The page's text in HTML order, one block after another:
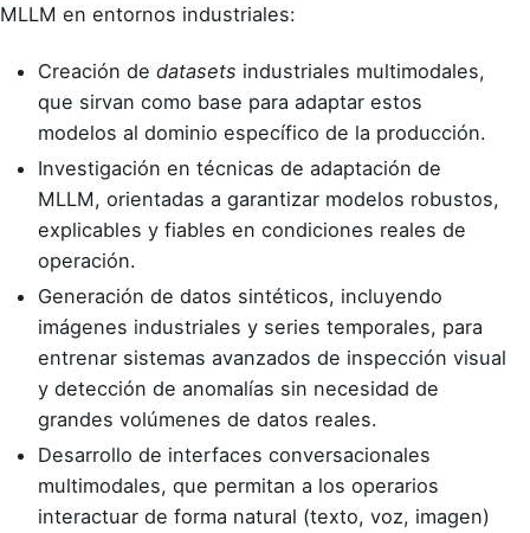
MLLM en entornos industriales:
Creación de datasets industriales multimodales,
que sirvan como base para adaptar estos
modelos al dominio específico de la producción.
Investigación en técnicas de adaptación de
MLLM, orientadas a garantizar modelos robustos,
explicables y fiables en condiciones reales de
operación.
Generación de datos sintéticos, incluyendo
imágenes industriales y series temporales, para
entrenar sistemas avanzados de inspección visual
y detección de anomalías sin necesidad de
grandes volúmenes de datos reales.
Desarrollo de interfaces conversacionales
multimodales, que permitan a los operarios
interactuar de forma natural (texto, voz, imagen)